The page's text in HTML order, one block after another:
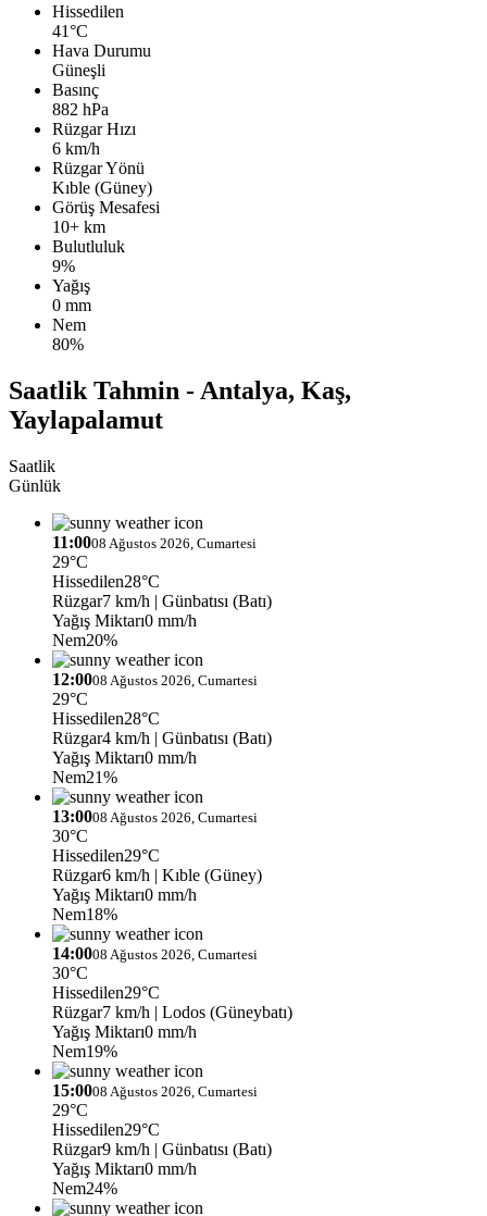
Hissedilen
41°C
Hava Durumu
Güneşli
Basınç
882 hPa
Rüzgar Hızı
6 km/h
Rüzgar Yönü
Kıble (Güney)
Görüş Mesafesi
10+ km
Bulutluluk
9%
Yağış
0 mm
Nem
80%
Saatlik Tahmin - Antalya, Kaş,
Yaylapalamut
Saatlik
Günlük
11:0008 Ağustos 2026, Cumartesi
29°C
Hissedilen28°C
Rüzgar7 km/h | Günbatısı (Batı)
Yağış Miktarı0 mm/h
Nem20%
12:0008 Ağustos 2026, Cumartesi
29°C
Hissedilen28°C
Rüzgar4 km/h | Günbatısı (Batı)
Yağış Miktarı0 mm/h
Nem21%
13:0008 Ağustos 2026, Cumartesi
30°C
Hissedilen29°C
Rüzgar6 km/h | Kıble (Güney)
Yağış Miktarı0 mm/h
Nem18%
14:0008 Ağustos 2026, Cumartesi
30°C
Hissedilen29°C
Rüzgar7 km/h | Lodos (Güneybatı)
Yağış Miktarı0 mm/h
Nem19%
15:0008 Ağustos 2026, Cumartesi
29°C
Hissedilen29°C
Rüzgar9 km/h | Günbatısı (Batı)
Yağış Miktarı0 mm/h
Nem24%